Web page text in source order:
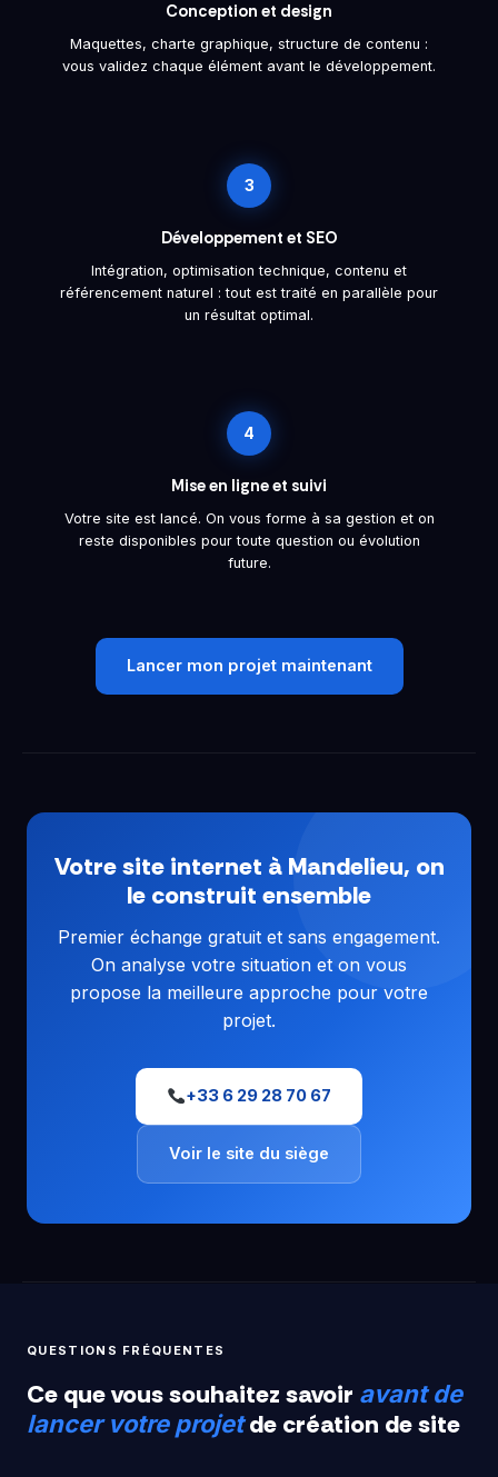
Conception et design
Maquettes, charte graphique, structure de contenu :
vous validez chaque élément avant le développement.
3
Développement et SEO
Intégration, optimisation technique, contenu et
référencement naturel : tout est traité en parallèle pour
un résultat optimal.
4
Mise en ligne et suivi
Votre site est lancé. On vous forme à sa gestion et on
reste disponibles pour toute question ou évolution
future.
Lancer mon projet maintenant
Votre site internet à Mandelieu, on
le construit ensemble
Premier échange gratuit et sans engagement.
On analyse votre situation et on vous
propose la meilleure approche pour votre
projet.
+33 6 29 28 70 67
Voir le site du siège
QUESTIONS FRÉQUENTES
Ce que vous souhaitez savoir avant de
lancer votre projetde création de site